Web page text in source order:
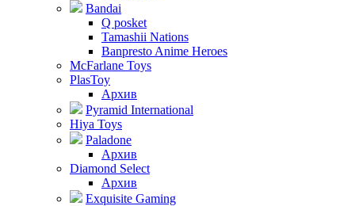
Bandai
Q posket
Tamashii Nations
Banpresto Anime Heroes
McFarlane Toys
PlasToy
Архив
Pyramid International
Hiya Toys
Paladone
Архив
Diamond Select
Архив
Exquisite Gaming